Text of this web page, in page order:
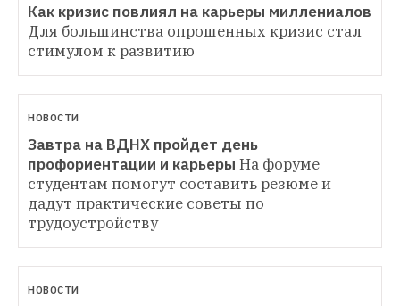
Как кризис повлиял на карьеры миллениалов
Для большинства опрошенных кризис стал
стимулом к развитию
НОВОСТИ
Завтра на ВДНХ пройдет день
профориентации и карьеры На форуме
студентам помогут составить резюме и
дадут практические советы по
трудоустройству
НОВОСТИ